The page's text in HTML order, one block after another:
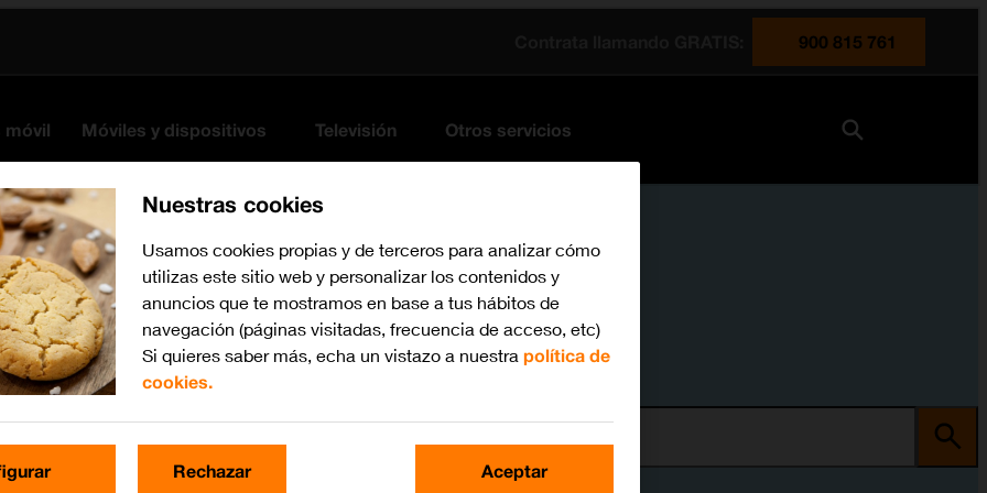
900 815 761
móvil Móviles y dispositivos Televisión Otros servicios
Nuestras cookies
Usamos cookies propias y de terceros para analizar cómo
utilizas este sitio web y personalizar los contenidos y
anuncios que te mostramos en base a tus hábitos de
navegación (páginas visitadas, frecuencia de acceso, etc)
Si quieres saber más, echa un vistazo a nuestra política de
cookies.
Rechazar Aceptar